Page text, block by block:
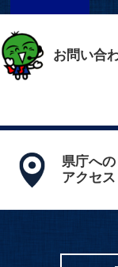
お問い合
県庁への
アクセス